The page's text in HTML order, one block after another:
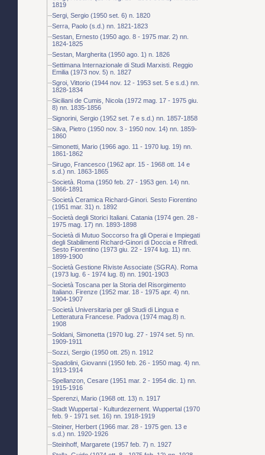
1819
Sergi, Sergio (1950 set. 6) n. 1820
Serra, Paolo (s.d.) nn. 1821-1823
Sestan, Ernesto (1950 ago. 8 - 1975 mar. 2) nn.
1824-1825
Sestan, Margherita (1950 ago. 1) n. 1826
Settimana Internazionale di Studi Marxisti. Reggio
Emilia (1973 nov. 5) n. 1827
Sgroi, Vittorio (1944 nov. 12 - 1953 set. 5 e s.d.) nn.
1828-1834
Siciliani de Cumis, Nicola (1972 mag. 17 - 1975 giu.
8) nn. 1835-1856
Signorini, Sergio (1952 set. 7 e s.d.) nn. 1857-1858
Silva, Pietro (1950 nov. 3 - 1950 nov. 14) nn. 1859-
1860
Simonetti, Mario (1966 ago. 11 - 1970 lug. 19) nn.
1861-1862
Sirugo, Francesco (1962 apr. 15 - 1968 ott. 14 e
s.d.) nn. 1863-1865
Società. Roma (1950 feb. 27 - 1953 gen. 14) nn.
1866-1891
Società Ceramica Richard-Ginori. Sesto Fiorentino
(1951 mar. 31) n. 1892
Società degli Storici Italiani. Catania (1974 gen. 28 -
1975 mag. 17) nn. 1893-1898
Società di Mutuo Soccorso fra gli Operai e Impiegati
degli Stabilimenti Richard-Ginori di Doccia e Rifredi.
Sesto Fiorentino (1973 giu. 22 - 1974 lug. 11) nn.
1899-1900
Società Gestione Riviste Associate (SGRA). Roma
(1973 lug. 6 - 1974 lug. 8) nn. 1901-1903
Società Toscana per la Storia del Risorgimento
Italiano. Firenze (1952 mar. 18 - 1975 apr. 4) nn.
1904-1907
Società Universitaria per gli Studi di Lingua e
Letteratura Francese. Padova (1974 mag.8) n.
1908
Soldani, Simonetta (1970 lug. 27 - 1974 set. 5) nn.
1909-1911
Sozzi, Sergio (1950 ott. 25) n. 1912
Spadolini, Giovanni (1950 feb. 26 - 1950 mag. 4) nn.
1913-1914
Spellanzon, Cesare (1951 mar. 2 - 1954 dic. 1) nn.
1915-1916
Sperenzi, Mario (1968 ott. 13) n. 1917
Stadt Wuppertal - Kulturdezernent. Wuppertal (1970
feb. 9 - 1971 set. 16) nn. 1918-1919
Steiner, Herbert (1966 mar. 28 - 1975 gen. 13 e
s.d.) nn. 1920-1926
Steinhoff, Margarete (1957 feb. 7) n. 1927